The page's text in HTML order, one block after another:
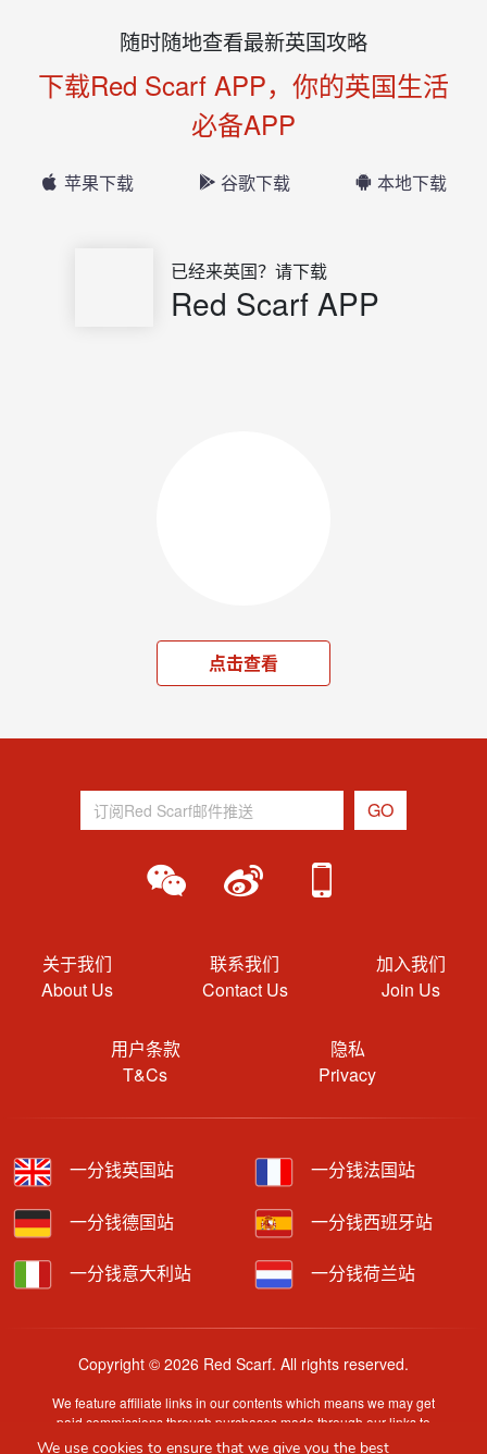
随时随地查看最新英国攻略
下载Red Scarf APP，你的英国生活
必备APP
苹果下载 谷歌下载 本地下载
已经来英国？请下载
Red Scarf APP
点击查看
关于我们
About Us
联系我们
Contact Us
加入我们
Join Us
用户条款
T&Cs
隐私
Privacy
一分钱英国站 一分钱法国站
一分钱德国站 一分钱西班牙站
一分钱意大利站 一分钱荷兰站
Copyright © 2026 Red Scarf. All rights reserved.
We feature affiliate links in our contents which means we may get
paid commissions through purchases made through our links to
retailer sites.
We use cookies to ensure that we give you the best